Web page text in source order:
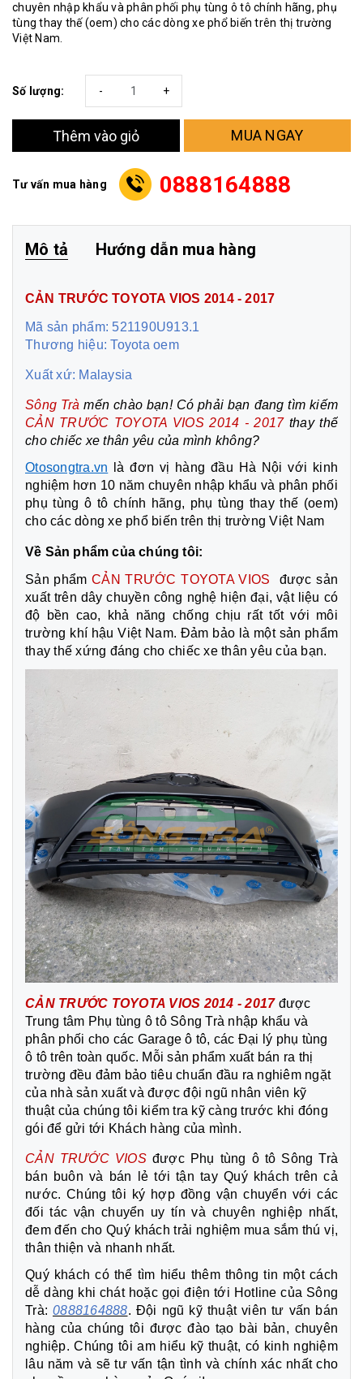
chuyên nhập khẩu và phân phối phụ tùng ô tô chính hãng, phụ
tùng thay thế (oem) cho các dòng xe phổ biến trên thị trường
Việt Nam.
Số lượng: +
-
Thêm vào giỏ MUA NGAY
Tư vấn mua hàng 0888164888
Mô tả Hướng dẫn mua hàng
CẢN TRƯỚC TOYOTA VIOS 2014 - 2017
Mã sản phẩm: 521190U913.1
Thương hiệu: Toyota oem
Xuất xứ: Malaysia
Sông Tràmến chào bạn! Có phải bạn đang tìm kiếm
CẢNTRƯỚC TOYOTA VIOS 2014 - 2017 thay thế
cho chiếc xe thân yêu của mình không?
Otosongtra.vn
là đơn vị hàng đầu Hà Nội với kinh
nghiệm hơn 10 năm chuyên nhập khẩu và phân phối
phụ tùng ô tô chính hãng, phụ tùng thay thế (oem)
cho các dòng xe phổ biến trên thị trường Việt Nam
Về Sản phẩm của chúng tôi:
Sản phẩm CẢN TRƯỚC TOYOTA VIOS được sản
xuất trên dây chuyền công nghệ hiện đại, vật liệu có
độ bền cao, khả năng chống chịu rất tốt với môi
trường khí hậu Việt Nam. Đảm bảo là một sản phẩm
thay thế xứng đáng cho chiếc xe thân yêu của bạn.
CẢNTRƯỚC TOYOTA VIOS 2014 - 2017 được
Trung tâm Phụ tùng ô tô Sông Trà nhập khẩu và
phân phối cho các Garage ô tô, các Đại lý phụ tùng
ô tô trên toàn quốc. Mỗi sản phẩm xuất bán ra thị
trường đều đảm bảo tiêu chuẩn đầu ra nghiêm ngặt
của nhà sản xuất và được đội ngũ nhân viên kỹ
thuật của chúng tôi kiểm tra kỹ càng trước khi đóng
gói để gửi tới Khách hàng của mình.
CẢNTRƯỚC VIOS được Phụ tùng ô tô Sông Trà
bán buôn và bán lẻ tới tận tay Quý khách trên cả
nước. Chúng tôi ký hợp đồng vận chuyển với các
đối tác vận chuyển uy tín và chuyên nghiệp nhất,
đem đến cho Quý khách trải nghiệm mua sắm thú vị,
thân thiện và nhanh nhất.
Quý khách có thể tìm hiểu thêm thông tin một cách
dễ dàng khi chát hoặc gọi điện tới Hotline của Sông
Trà: 0888164888. Đội ngũ kỹ thuật viên tư vấn bán
hàng của chúng tôi được đào tạo bài bản, chuyên
nghiệp. Chúng tôi am hiểu kỹ thuật, có kinh nghiệm
lâu năm và sẽ tư vấn tận tình và chính xác nhất cho